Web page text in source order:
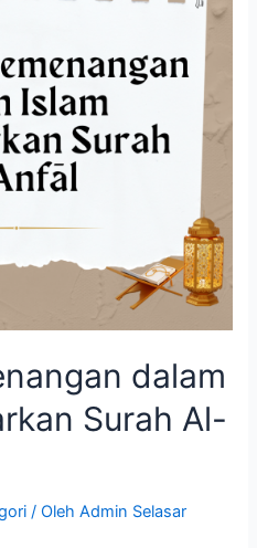
dalam
Surah Al-
/ OlehAdmin Selasar